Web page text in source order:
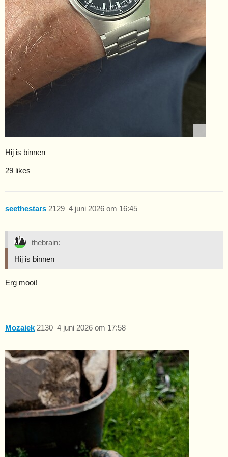
Hij is binnen
29 likes
seethestars 4 juni 2026 om 16:45
2129
thebrain:
Hij is binnen
Erg mooi!
Mozaiek 4 juni 2026 om 17:58
2130